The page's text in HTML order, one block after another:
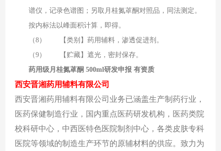
谱仪，记录色谱图；另取月桂氮䓬酮对照品，同法测定。
按内标法以峰面积计算，即得。
（8）
【类别】药用辅料，渗透促进剂。
（9）
【贮藏】遮光，密封保存。
药用级月桂氮䓬酮 500ml研发申报 有资质
西安晋湘药用辅料有限公司
西安晋湘药用辅料有限公司业务已涵盖生产制药行业，
医药保健制造行业，国内重点医药研发机构，医药类院
校科研中心，中西医特色医院制剂中心，各类皮肤专科
医院等领域的制造生产环节的原辅材料的供应。致力为